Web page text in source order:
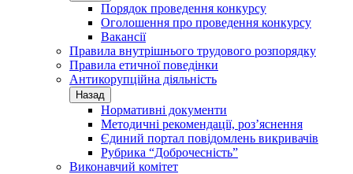
Порядок проведення конкурсу
Оголошення про проведення конкурсу
Вакансії
Правила внутрішнього трудового розпорядку
Правила етичної поведінки
Антикорупційна діяльність
Назад
Нормативні документи
Методичні рекомендації, роз’яснення
Єдиний портал повідомлень викривачів
Рубрика “Доброчесність”
Виконавчий комітет